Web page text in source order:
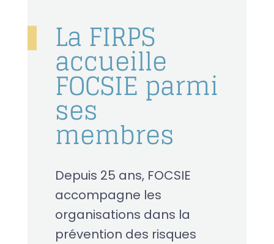
La FIRPS
accueille
FOCSIE parmi
ses
membres
Depuis 25 ans, FOCSIE
accompagne les
organisations dans la
prévention des risques